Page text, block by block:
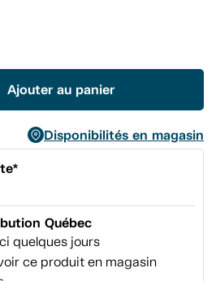
Ajouter au panier
Disponibilités en magasin
Québec
quelques jours
ce produit en magasin